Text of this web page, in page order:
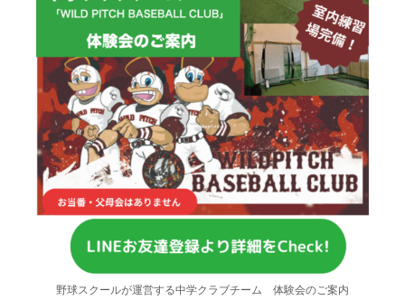
野球スクールが運営する中学クラブチーム 体験会のご案内